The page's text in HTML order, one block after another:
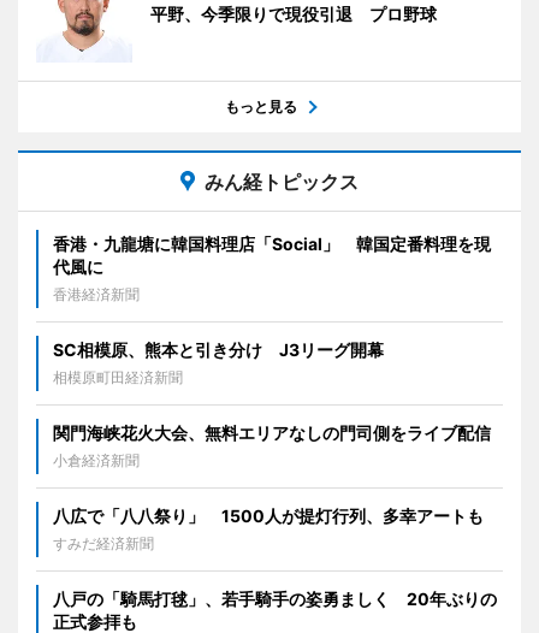
平野、今季限りで現役引退 プロ野球
もっと見る
みん経トピックス
香港・九龍塘に韓国料理店「Social」 韓国定番料理を現
代風に
香港経済新聞
SC相模原、熊本と引き分け J3リーグ開幕
相模原町田経済新聞
関門海峡花火大会、無料エリアなしの門司側をライブ配信
小倉経済新聞
八広で「八八祭り」 1500人が提灯行列、多幸アートも
すみだ経済新聞
八戸の「騎馬打毬」、若手騎手の姿勇ましく 20年ぶりの
正式参拝も